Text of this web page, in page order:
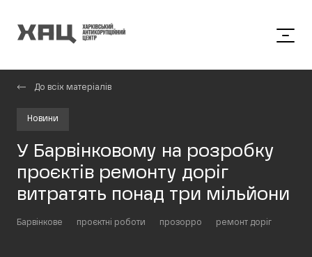
До всіх матеріалів
Новини
У Барвінковому на розробку
проєктів ремонту доріг
витратять понад три мільйони
Барвінкове проєктні роботи прозорро ремонт доріг